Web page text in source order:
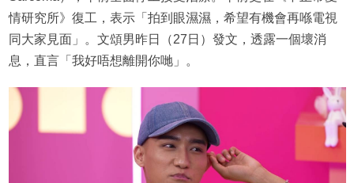
情研究所》復工，表示「拍到眼濕濕，希望有機會再喺電視
同大家見面」。文頌男昨日（27日）發文，透露一個壞消
息，直言「我好唔想離開你哋」。